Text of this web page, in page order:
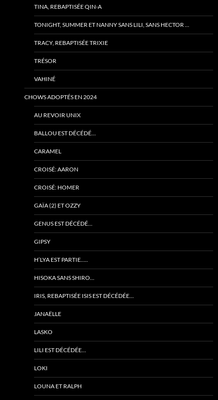
TINA, REBAPTISÉE QIN-A
TONIGHT, SUMMER ET NANNY SANS LILI, SANS HECTOR …
TRACY, REBAPTISÉE TRIXIE
TRÉSOR
VAHINÉ
CHOWS ADOPTÉS EN 2024
AU REVOIR UNIX
BALLOU EST DÉCÉDÉ…
CARAMEL
CROISÉ: AARON
CROISÉ: HOMER
GAÏA (2) ET OZZY
GENUS EST DÉCÉDÉ…
GIPSY
H’LYA EST PARTIE…..
HISOKA SANS SHIRO…
IRIS, REBAPTISÉE ISIS EST DÉCÉDÉE…
JANAËLLE
LASKO
LILI EST DÉCÉDÉE…
LOKI
LOUNA ET RALPH